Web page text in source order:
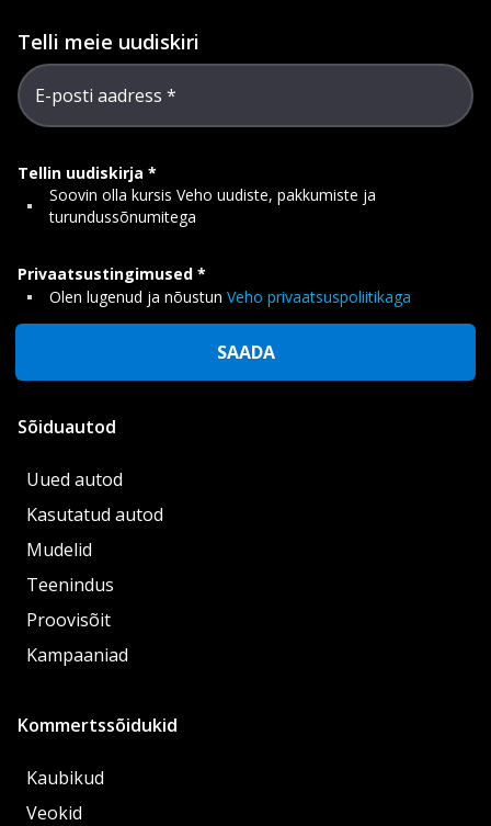
Telli meie uudiskiri
E-posti aadress
Tellin uudiskirja
Soovin olla kursis Veho uudiste, pakkumiste ja
turundussõnumitega
Privaatsustingimused
Olen lugenud ja nõustun Veho privaatsuspoliitikaga
SAADA
Sõiduautod
Uued autod
Kasutatud autod
Mudelid
Teenindus
Proovisõit
Kampaaniad
Kommertssõidukid
Kaubikud
Veokid